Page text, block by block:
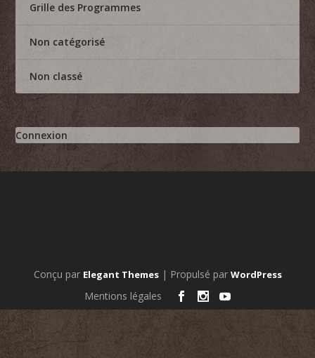
Grille des Programmes
Non catégorisé
Non classé
Connexion
Conçu par Elegant Themes| Propulsé par WordPress
Mentions légales